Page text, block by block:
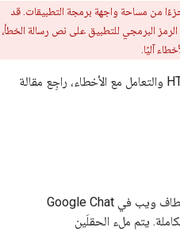
من مساحة واجهة برمجة التطبيقات. قد
البرمجي للتطبيق على نص رسالة الخطأ،
آليًا.
باستخدام خطاف ويب في Google Chat